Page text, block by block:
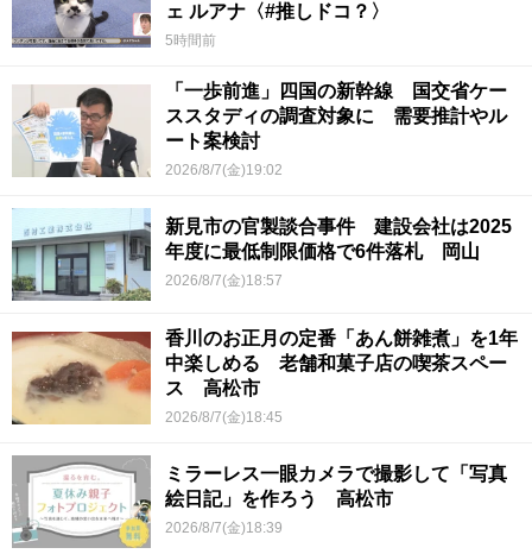
ェ ルアナ〈#推しドコ？〉
5時間前
「一歩前進」四国の新幹線 国交省ケー
ススタディの調査対象に 需要推計やル
ート案検討
2026/8/7(金)19:02
新見市の官製談合事件 建設会社は2025
年度に最低制限価格で6件落札 岡山
2026/8/7(金)18:57
香川のお正月の定番「あん餅雑煮」を1年
中楽しめる 老舗和菓子店の喫茶スペー
ス 高松市
2026/8/7(金)18:45
ミラーレス一眼カメラで撮影して「写真
絵日記」を作ろう 高松市
2026/8/7(金)18:39